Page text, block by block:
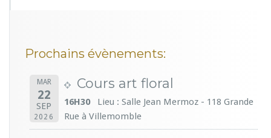
Prochains évènements:
MAR
22
SEP
2026
Cours art floral
16H30
Lieu : Salle Jean Mermoz - 118 Grande
Rue à Villemomble